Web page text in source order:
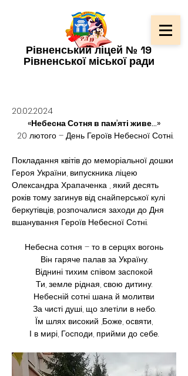
Рівненський ліцей № 19
Рівненської міської ради
20.02.2024
«Небесна Сотня в пам’яті живе…»
20 лютого – День Героїв Небесної Сотні.
Покладання квітів до меморіальної дошки
Героя України, випускника ліцею
Олександра Храпаченка , який десять
років тому загинув від снайперської кулі
беркутівців, розпочалися заходи до Дня
вшанування Героїв Небесної Сотні.
Небесна сотня – то в серцях вогонь
Він гаряче палав за Україну.
Віднині тихим співом заспокой
Ти, земле рідная, свою дитину.
Небесній сотні шана й молитви
За чисті душі, що злетіли в небо.
Їм шлях високий ,Боже, освяти,
І в мирі, Господи, прийми до себе.